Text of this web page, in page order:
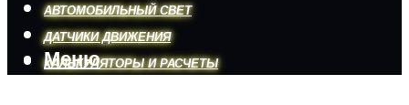
АВТОМОБИЛЬНЫЙ СВЕТ
ДАТЧИКИ ДВИЖЕНИЯ
КАЛЬКУЛЯТОРЫ И РАСЧЕТЫ
Меню